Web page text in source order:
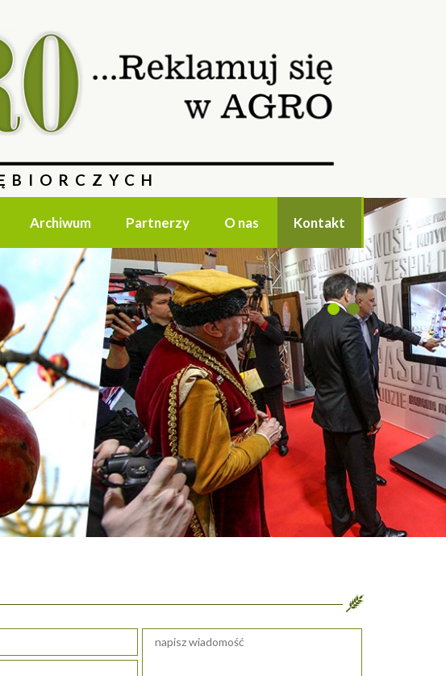
Archiwum Partnerzy O nas Kontakt
1 2